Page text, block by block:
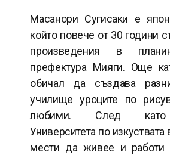
Масанори Сугисаки е
който повече от 30 години
произведения в
префектура Мияги. Още
обичал да създава
училище уроците по
любими. След като
Университета по изкуствата
мести да живее и работи